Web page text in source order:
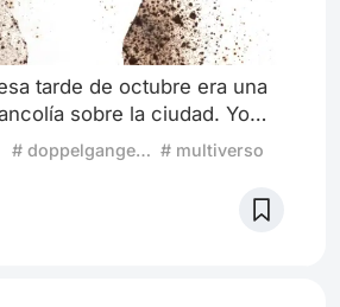
tarde de octubre era una
sobre la ciudad. Yo
fijo, con las manos en
mirada perdida en el reflejo
sobre el asfalto mojado. Fue
lo vi. Al otro lado de la
# doppelgangers # multiverso